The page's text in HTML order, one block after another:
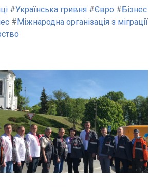
#Українська гривня #Євро #Бізнес
#Міжнародна організація з міграції